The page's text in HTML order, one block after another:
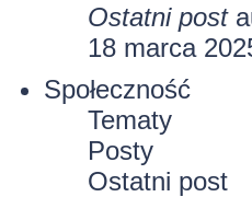
Ostatni post
18 marca
Społeczność
Tematy
Posty
Ostatni post